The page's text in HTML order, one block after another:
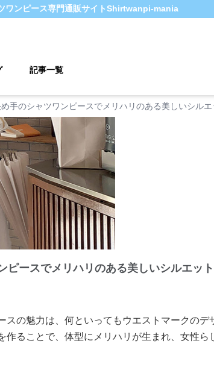
ワンピース専門通販サイトShirtwanpi-mania
記事一覧
手のシャツワンピースでメリハリのある美しいシル
ピースでメリハリのある美しいシルエッ
の魅力は、何といってもウエストマークのデ
作ることで、体型にメリハリが生まれ、女性ら